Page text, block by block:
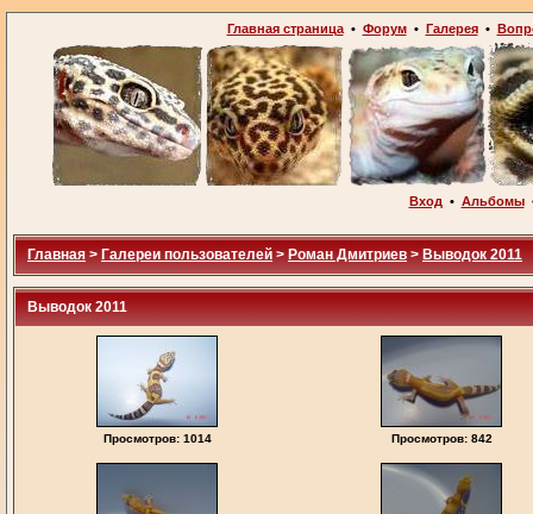
Главная страница• Форум• Галерея•
Вход • Альбомы
Главная > Галереи пользователей > Роман Дмитриев > Выводок 2011
Выводок 2011
Просмотров: 1014 Просмотров: 842